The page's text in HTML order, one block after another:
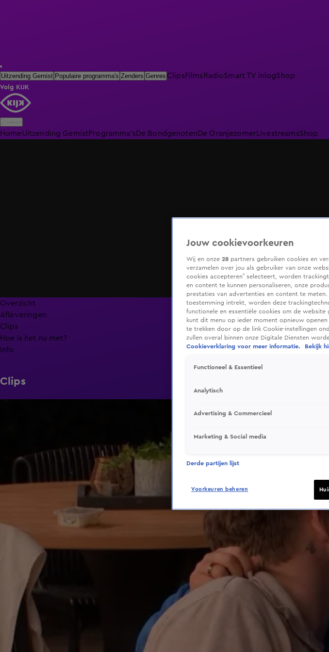
Uitzending Gemist Populaire programma's Zenders Genres ClipsFilmsRadioSmart TV inlogShop
Volg KIJK
HomeUitzending GemistProgramma'sDe BondgenotenDe Oranjezomer LivestreamsShop
Overzicht
Afleveringen
Clips
Hoe is het nu met?
Info
Clips
Jouw cookievoorkeuren
Wij en onze 28 partners gebruiken cookies en
verzamelen over jou als gebruiker van onze
cookies accepteren” selecteert, worden
en content te kunnen personaliseren, onze
prestaties van advertenties en content te meten.
toestemming intrekt, worden deze
functionele en essentiële cookies om de
kunt dit menu op ieder moment opnieuw
te trekken door op de link Cookie-instellingen
zullen overal binnen onze Digitale Diensten
Cookieverklaring voor meer informatie.
Bekijk
Functioneel & Essentieel
Analytisch
Advertising & Commercieel
Marketing & Social media
Derde partijen lijst
Voorkeuren beheren